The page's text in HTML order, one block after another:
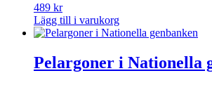
489 kr
Lägg till i varukorg
Pelargoner i Nationella